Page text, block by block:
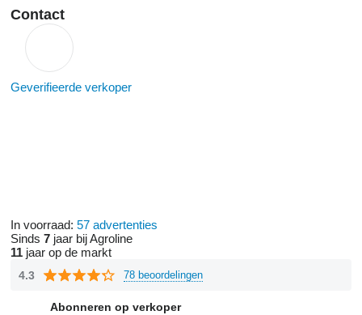
Contact
Geverifieerde verkoper
In voorraad: 57 advertenties
Sinds 7 jaar bij Agroline
11 jaar op de markt
4.3 78 beoordelingen
Abonneren op verkoper